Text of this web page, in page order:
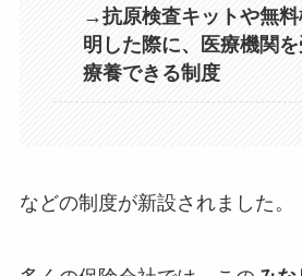
→抗原検査キットや無
明した際に、医療機関
療養できる制度
などの制度が新設されました。